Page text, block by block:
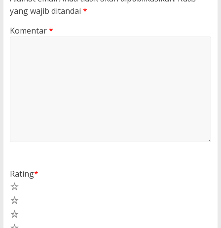
yang wajib ditandai *
Komentar*
Rating*